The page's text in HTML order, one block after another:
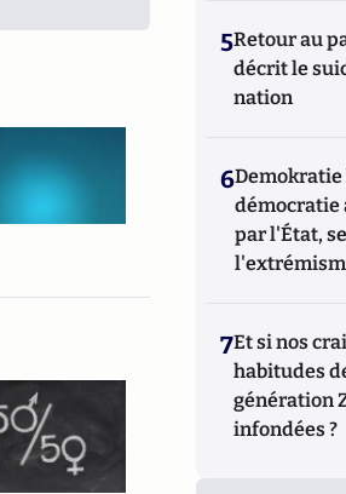
5Retour au
décrit le
nation
6Demokratie
démocratie
par l'État,
7Et si nos
habitudes
génération
infondées ?